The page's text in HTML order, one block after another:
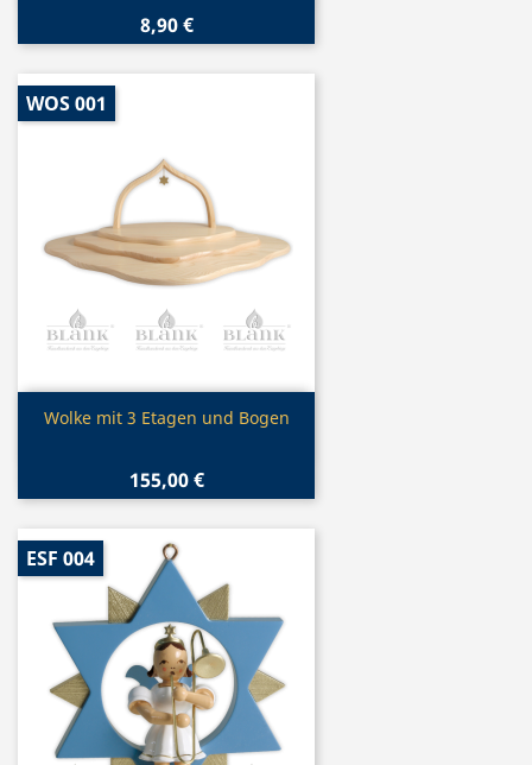
8,90 €
 Vorschau
Wolke mit 3 Etagen und Bogen
155,00 €
WOS 001
ESF 004